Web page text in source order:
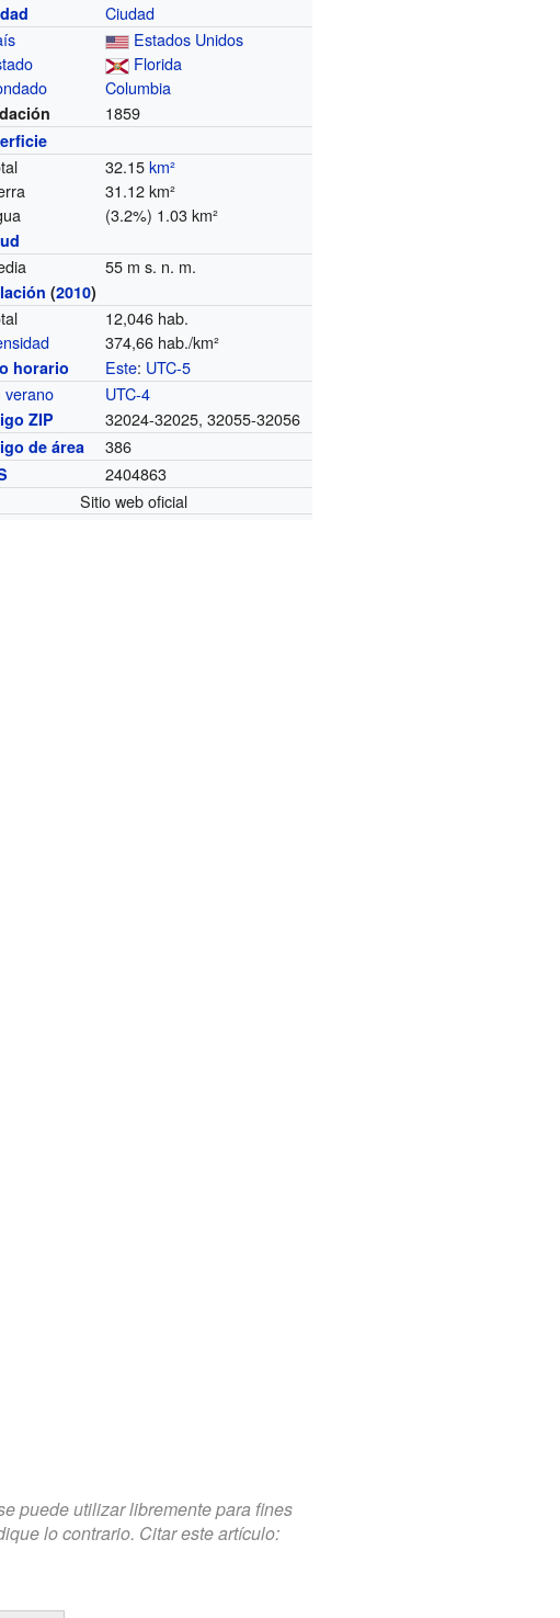
Ciudad
Estados Unidos
Florida
Columbia
1859
32.15km²
31.12 km²
(3.2%) 1.03 km²
55 m s. n. m.
(2010)
12,046 hab.
374,66 hab./km²
horario Este: UTC-5
verano UTC-4
ZIP 32024-32025, 32055-32056
de área 386
2404863
Sitio web oficial
puede utilizar libremente para fines
lo contrario. Citar este artículo: